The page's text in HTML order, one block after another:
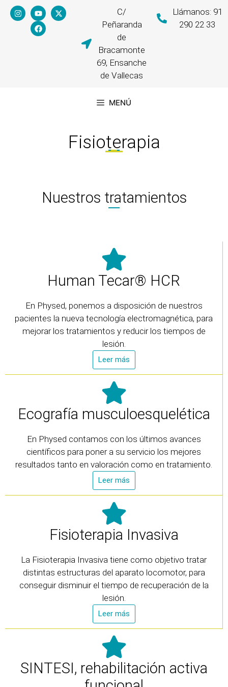
C/
Peñaranda
de
Bracamonte
69, Ensanche
de Vallecas
Llámanos: 91
290 22 33
MENÚ
Fisioterapia
Nuestros tratamientos
Human Tecar® HCR
En Physed, ponemos a disposición de nuestros
pacientes la nueva tecnología electromagnética, para
mejorar los tratamientos y reducir los tiempos de
lesión.
Leer más
Ecografía musculoesquelética
En Physed contamos con los últimos avances
científicos para poner a su servicio los mejores
resultados tanto en valoración como en tratamiento.
Leer más
Fisioterapia Invasiva
La Fisioterapia Invasiva tiene como objetivo tratar
distintas estructuras del aparato locomotor, para
conseguir disminuir el tiempo de recuperación de la
lesión.
Leer más
SINTESI, rehabilitación activa